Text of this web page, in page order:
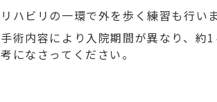
リハビリの一環で外を歩く練習も行いま
手術内容により入院期間が異なり、約
考になさってください。